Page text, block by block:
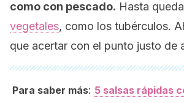
como con pescado. Hasta
vegetales, como los tubérculos.
que acertar con el punto justo de
Para saber más: 5 salsas rápidas